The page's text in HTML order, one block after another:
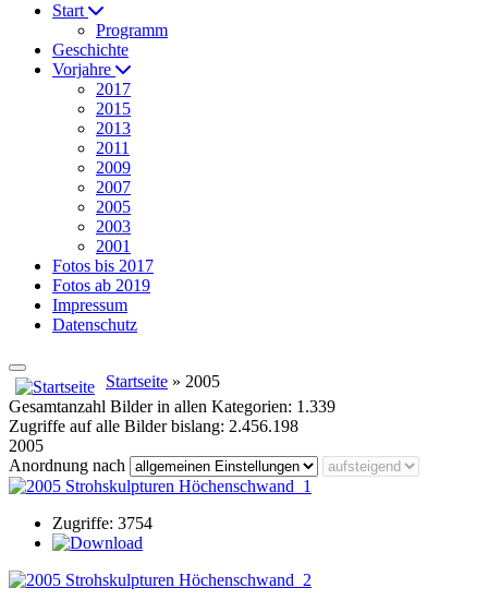
Start
Programm
Geschichte
Vorjahre
2017
2015
2013
2011
2009
2007
2005
2003
2001
Fotos bis 2017
Fotos ab 2019
Impressum
Datenschutz
Startseite » 2005
Gesamtanzahl Bilder in allen Kategorien: 1.339
Zugriffe auf alle Bilder bislang: 2.456.198
2005
Anordnung nach
Zugriffe: 3754